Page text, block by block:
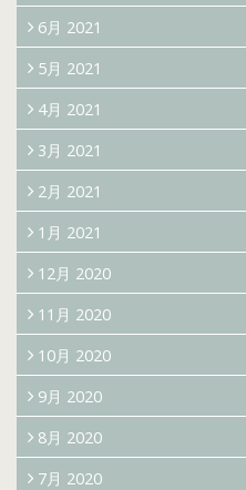
6月 2021
5月 2021
4月 2021
3月 2021
2月 2021
1月 2021
12月 2020
11月 2020
10月 2020
9月 2020
8月 2020
7月 2020